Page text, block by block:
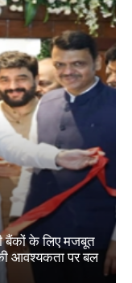
बैंकों के लिए मजबूत
आवश्यकता पर बल